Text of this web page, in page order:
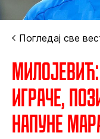
Погледај све
играче,
напуне